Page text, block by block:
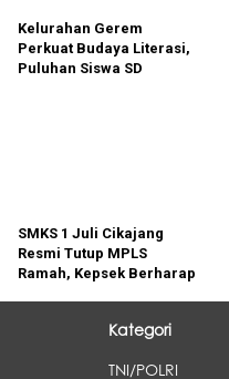
Kelurahan Gerem
Perkuat Budaya Literasi,
Puluhan Siswa SD
SMKS 1 Juli Cikajang
Resmi Tutup MPLS
Ramah, Kepsek Berharap
Kategori
TNI/POLRI